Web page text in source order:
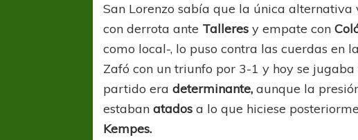
San Lorenzo sabía que la única
con derrota ante Talleres y empate con
como local-, lo puso contra las cuerdas en
Zafó con un triunfo por 3-1 y hoy se
partido eradeterminante, aunque la
estaban atadosa lo que hiciese
Kempes.